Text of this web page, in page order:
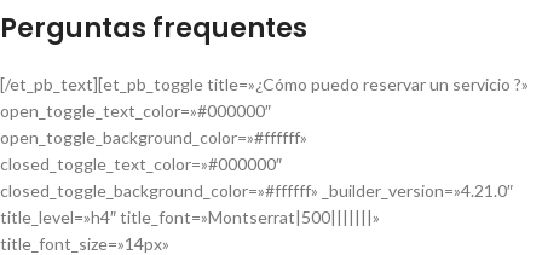
Perguntas frequentes
[/et_pb_text][et_pb_toggle title=»¿Cómo puedo reservar un servicio ?»
open_toggle_text_color=»#000000″
open_toggle_background_color=»#ffffff»
closed_toggle_text_color=»#000000″
closed_toggle_background_color=»#ffffff» _builder_version=»4.21.0″
title_level=»h4″ title_font=»Montserrat|500|||||||»
title_font_size=»14px»